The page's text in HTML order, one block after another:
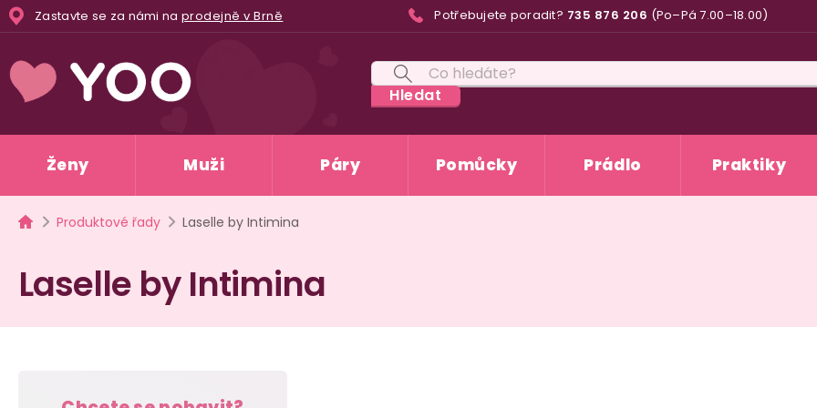
Přejít
na
Zastavte se za námi na prodejně v Brně Potřebujete poradit? 735 876 206 (Po–Pá 7.00–18.00)
Hledat
Ženy Muži Páry Pomůcky Prádlo Praktiky
Domů
Produktové řady Laselle by Intimina
Laselle by Intimina